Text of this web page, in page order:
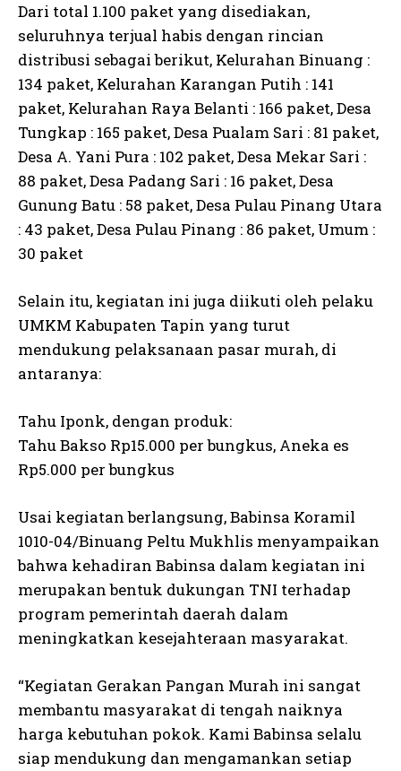
Dari total 1.100 paket yang disediakan,
seluruhnya terjual habis dengan rincian
distribusi sebagai berikut, Kelurahan Binuang :
134 paket, Kelurahan Karangan Putih : 141
paket, Kelurahan Raya Belanti : 166 paket, Desa
Tungkap : 165 paket, Desa Pualam Sari : 81 paket,
Desa A. Yani Pura : 102 paket, Desa Mekar Sari :
88 paket, Desa Padang Sari : 16 paket, Desa
Gunung Batu : 58 paket, Desa Pulau Pinang Utara
: 43 paket, Desa Pulau Pinang : 86 paket, Umum :
30 paket
Selain itu, kegiatan ini juga diikuti oleh pelaku
UMKM Kabupaten Tapin yang turut
mendukung pelaksanaan pasar murah, di
antaranya:
Tahu Iponk, dengan produk:
Tahu Bakso Rp15.000 per bungkus, Aneka es
Rp5.000 per bungkus
Usai kegiatan berlangsung, Babinsa Koramil
1010-04/Binuang Peltu Mukhlis menyampaikan
bahwa kehadiran Babinsa dalam kegiatan ini
merupakan bentuk dukungan TNI terhadap
program pemerintah daerah dalam
meningkatkan kesejahteraan masyarakat.
“Kegiatan Gerakan Pangan Murah ini sangat
membantu masyarakat di tengah naiknya
harga kebutuhan pokok. Kami Babinsa selalu
siap mendukung dan mengamankan setiap